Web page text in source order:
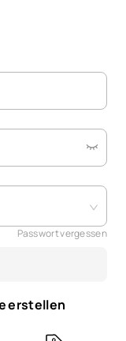
Passwort vergessen
erstellen